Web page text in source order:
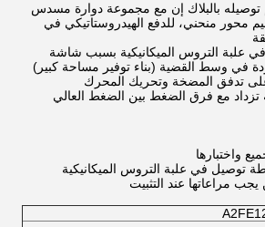
توصيله بالبلاك إن مع مجموعة دوارة مسدس
محور منحني، للدفع الهيدروستاتيكي في
في علبة التروس الميكانيكية بسبب شاشة
في وسط القضية (بناء توفير مساحة كبير)
تدفق المضخة وتحريك المحرك
تزداد مع فرق الضغط بين الضغط العالي
واختبارها
توصيل في علبة التروس الميكانيكية
مراعاتها عند التثبيت